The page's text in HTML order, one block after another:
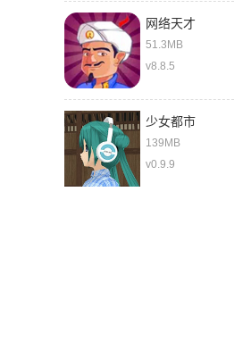
网络天才
51.3MB
v8.8.5
少女都市
139MB
v0.9.9